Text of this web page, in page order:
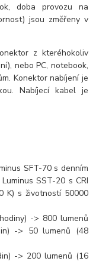
doba provozu na
jsou změřeny v
z kteréhokoliv
nebo PC, notebook,
Konektor nabíjení je
Nabíjecí kabel je
SFT-70 s denním
SST-20 s CRI
K) s životností 50000
-> 800 lumenů
-> 50 lumenů (48
-> 200 lumenů (16